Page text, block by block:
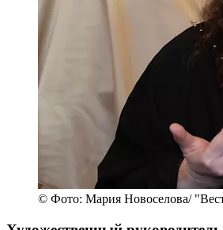
© Фото: Мария Новоселова/